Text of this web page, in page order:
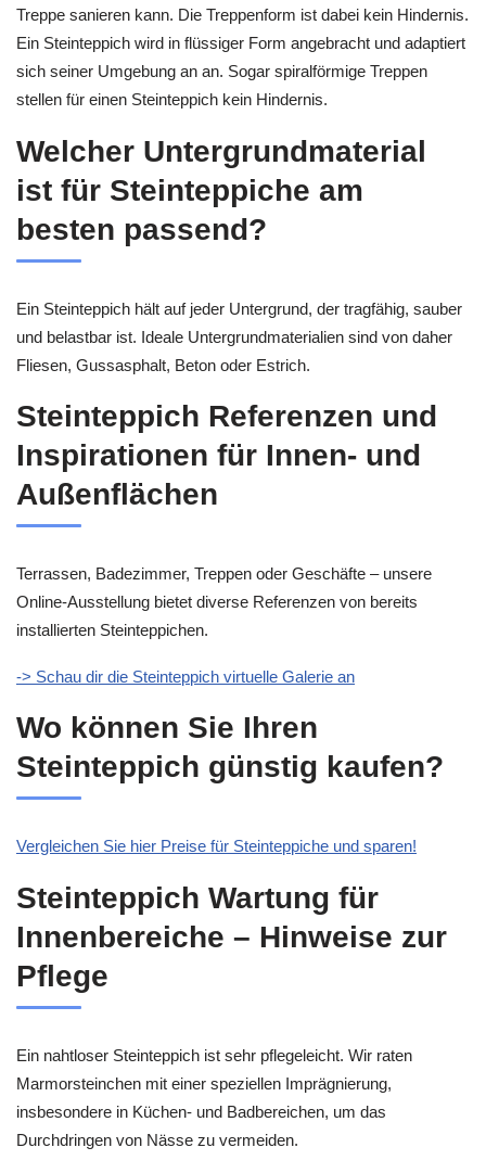
Treppe sanieren kann. Die Treppenform ist dabei kein Hindernis.
Ein Steinteppich wird in flüssiger Form angebracht und adaptiert
sich seiner Umgebung an an. Sogar spiralförmige Treppen
stellen für einen Steinteppich kein Hindernis.
Welcher Untergrundmaterial
ist für Steinteppiche am
besten passend?
Ein Steinteppich hält auf jeder Untergrund, der tragfähig, sauber
und belastbar ist. Ideale Untergrundmaterialien sind von daher
Fliesen, Gussasphalt, Beton oder Estrich.
Steinteppich Referenzen und
Inspirationen für Innen- und
Außenflächen
Terrassen, Badezimmer, Treppen oder Geschäfte – unsere
Online-Ausstellung bietet diverse Referenzen von bereits
installierten Steinteppichen.
-> Schau dir die Steinteppich virtuelle Galerie an
Wo können Sie Ihren
Steinteppich günstig kaufen?
Vergleichen Sie hier Preise für Steinteppiche und sparen!
Steinteppich Wartung für
Innenbereiche – Hinweise zur
Pflege
Ein nahtloser Steinteppich ist sehr pflegeleicht. Wir raten
Marmorsteinchen mit einer speziellen Imprägnierung,
insbesondere in Küchen- und Badbereichen, um das
Durchdringen von Nässe zu vermeiden.